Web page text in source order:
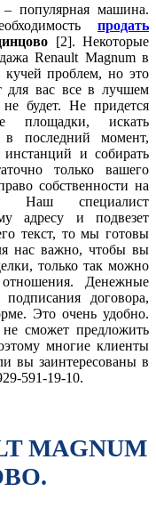
популярная машина.
продать
[2]. Некоторые
Renault Magnum в
проблем, но это
для вас все в лучшем
будет. Не придется
площадки, искать
в последний момент,
инстанций и собирать
только вашего
собственности на
Наш специалист
адресу и подвезет
текст, то мы готовы
нас важно, чтобы вы
только так можно
Денежные
договора,
Это очень удобно.
сможет предложить
многие клиенты
вы заинтересованы в
591-19-10.
MAGNUM